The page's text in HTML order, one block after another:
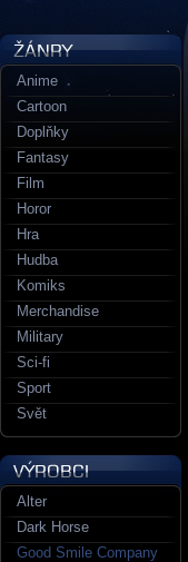
Anime
Cartoon
Doplňky
Fantasy
Film
Horor
Hra
Hudba
Komiks
Merchandise
Military
Sci-fi
Sport
Svět
Alter
Dark Horse
Good Smile Company